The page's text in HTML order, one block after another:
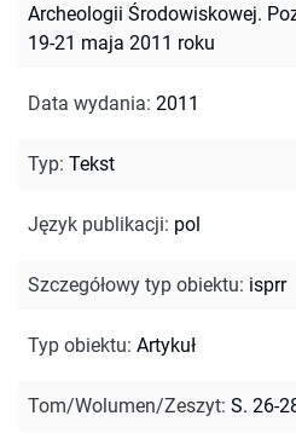
Archeologii Środowiskowej.
19-21 maja 2011 roku
Data wydania: 2011
Typ: Tekst
Język publikacji: pol
Szczegółowy typ obiektu: isprr
Typ obiektu: Artykuł
Tom/Wolumen/Zeszyt: S. 26-